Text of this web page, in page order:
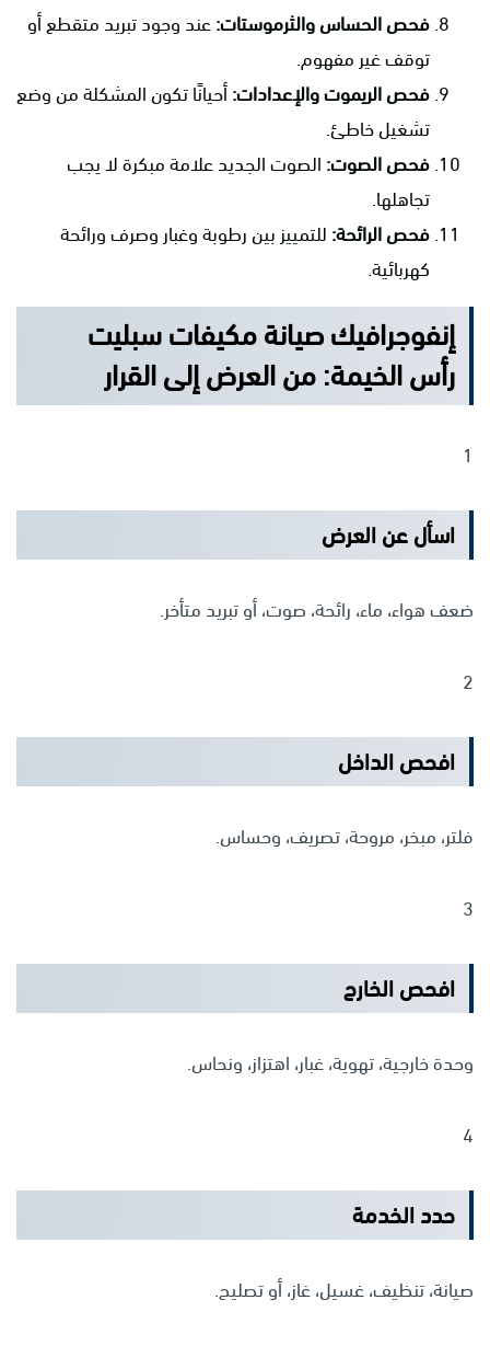
فحص الحساس والثرموستات:عند وجود تبريد متقطع أو
توقف غير مفهوم.
فحص الريموت والإعدادات:أحيانًا تكون المشكلة من وضع
تشغيل خاطئ.
فحص الصوت: الصوت الجديد علامة مبكرة لا يجب
تجاهلها.
فحص الرائحة: للتمييز بين رطوبة وغبار وصرف ورائحة
كهربائية.
إنفوجرافيك صيانة مكيفات سبليت
رأس الخيمة: من العرض إلى القرار
1
اسأل عن العرض
ضعف هواء، ماء، رائحة، صوت، أو تبريد متأخر.
2
افحص الداخل
فلتر، مبخر، مروحة، تصريف، وحساس.
3
افحص الخارج
وحدة خارجية، تهوية، غبار، اهتزاز، ونحاس.
4
حدد الخدمة
صيانة، تنظيف، غسيل، غاز، أو تصليح.